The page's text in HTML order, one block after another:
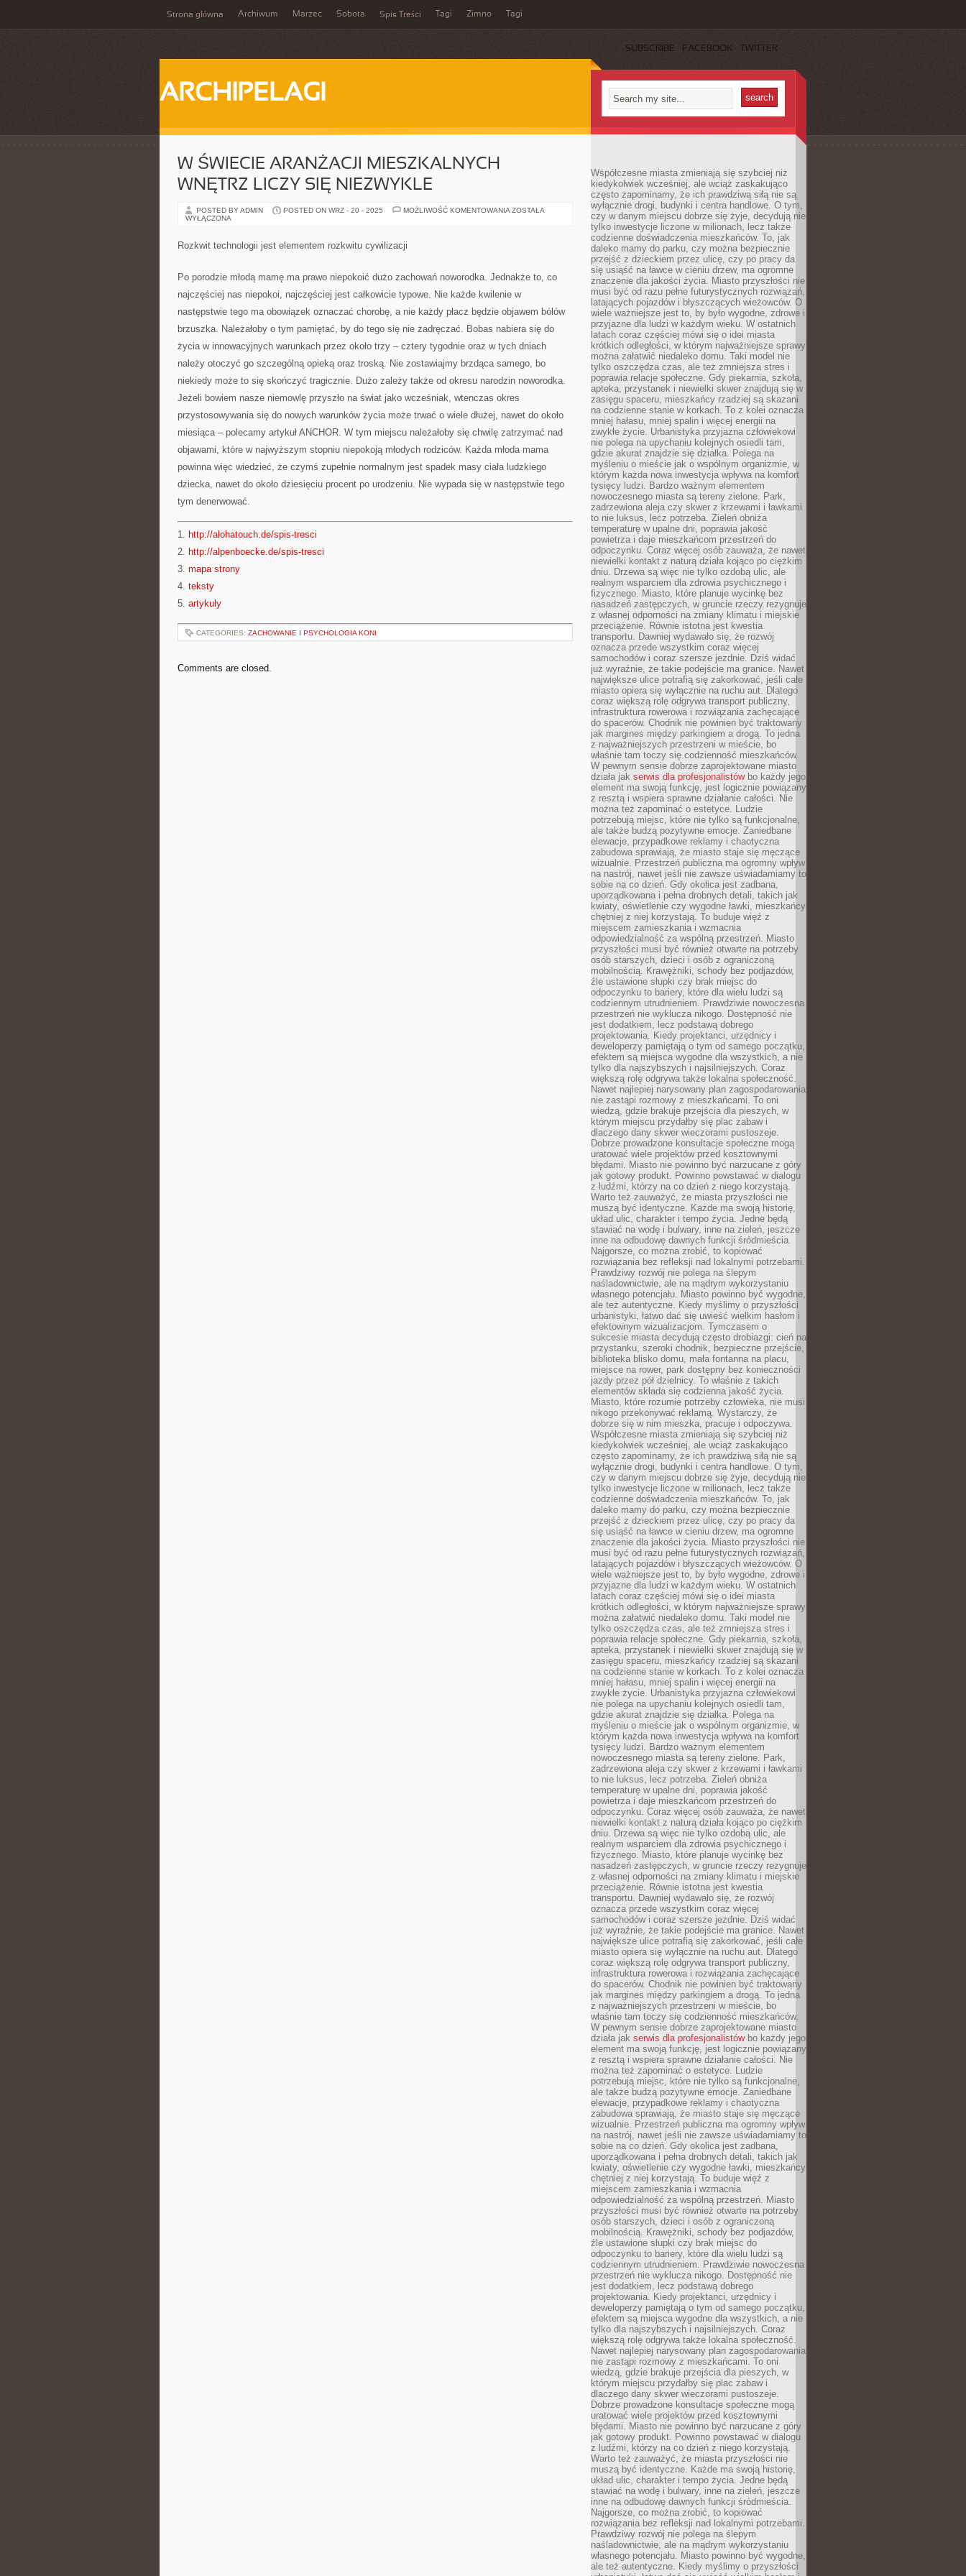
Strona główna Archiwum Marzec Sobota Spis Treści Tagi Zimno Tagi
SUBSCRIBE FACEBOOK TWITTER
ARCHIPELAGI
W ŚWIECIE ARANŻACJI MIESZKALNYCH
WNĘTRZ LICZY SIĘ NIEZWYKLE
POSTED BY ADMIN POSTED ON WRZ - 20 - 2025 MOŻLIWOŚĆ KOMENTOWANIA W
ZOSTAŁA
WYŁĄCZONA
Rozkwit technologii jest elementem rozkwitu cywilizacji
Po porodzie młodą mamę ma prawo niepokoić dużo zachowań noworodka. Jednakże to, co
najczęściej nas niepokoi, najczęściej jest całkowicie typowe. Nie każde kwilenie w
następstwie tego ma obowiązek oznaczać chorobę, a nie każdy płacz będzie objawem bólów
brzuszka. Należałoby o tym pamiętać, by do tego się nie zadręczać. Bobas nabiera się do
życia w innowacyjnych warunkach przez około trzy – cztery tygodnie oraz w tych dniach
należy otoczyć go szczególną opieką oraz troską. Nie zostawiajmy brzdąca samego, bo
niekiedy może to się skończyć tragicznie. Dużo zależy także od okresu narodzin noworodka.
Jeżeli bowiem nasze niemowlę przyszło na świat jako wcześniak, wtenczas okres
przystosowywania się do nowych warunków życia może trwać o wiele dłużej, nawet do około
miesiąca – polecamy artykuł ANCHOR. W tym miejscu należałoby się chwilę zatrzymać nad
objawami, które w najwyższym stopniu niepokoją młodych rodziców. Każda młoda mama
powinna więc wiedzieć, że czymś zupełnie normalnym jest spadek masy ciała ludzkiego
dziecka, nawet do około dziesięciu procent po urodzeniu. Nie wypada się w następstwie tego
tym denerwować.
1. http://alohatouch.de/spis-tresci
2. http://alpenboecke.de/spis-tresci
3. mapa strony
4. teksty
5. artykuly
CATEGORIES: ZACHOWANIE I PSYCHOLOGIA KONI
Comments are closed.
Współczesne miasta zmieniają się szybciej niż
kiedykolwiek wcześniej, ale wciąż zaskakująco
często zapominamy, że ich prawdziwą siłą nie są
wyłącznie drogi, budynki i centra handlowe. O tym,
czy w danym miejscu dobrze się żyje, decydują nie
tylko inwestycje liczone w milionach, lecz także
codzienne doświadczenia mieszkańców. To, jak
daleko mamy do parku, czy można bezpiecznie
przejść z dzieckiem przez ulicę, czy po pracy da
się usiąść na ławce w cieniu drzew, ma ogromne
znaczenie dla jakości życia. Miasto przyszłości nie
musi być od razu pełne futurystycznych rozwiązań,
latających pojazdów i błyszczących wieżowców. O
wiele ważniejsze jest to, by było wygodne, zdrowe i
przyjazne dla ludzi w każdym wieku. W ostatnich
latach coraz częściej mówi się o idei miasta
krótkich odległości, w którym najważniejsze sprawy
można załatwić niedaleko domu. Taki model nie
tylko oszczędza czas, ale też zmniejsza stres i
poprawia relacje społeczne. Gdy piekarnia, szkoła,
apteka, przystanek i niewielki skwer znajdują się w
zasięgu spaceru, mieszkańcy rzadziej są skazani
na codzienne stanie w korkach. To z kolei oznacza
mniej hałasu, mniej spalin i więcej energii na
zwykłe życie. Urbanistyka przyjazna człowiekowi
nie polega na upychaniu kolejnych osiedli tam,
gdzie akurat znajdzie się działka. Polega na
myśleniu o mieście jak o wspólnym organizmie, w
którym każda nowa inwestycja wpływa na komfort
tysięcy ludzi. Bardzo ważnym elementem
nowoczesnego miasta są tereny zielone. Park,
zadrzewiona aleja czy skwer z krzewami i ławkami
to nie luksus, lecz potrzeba. Zieleń obniża
temperaturę w upalne dni, poprawia jakość
powietrza i daje mieszkańcom przestrzeń do
odpoczynku. Coraz więcej osób zauważa, że nawet
niewielki kontakt z naturą działa kojąco po ciężkim
dniu. Drzewa są więc nie tylko ozdobą ulic, ale
realnym wsparciem dla zdrowia psychicznego i
fizycznego. Miasto, które planuje wycinkę bez
nasadzeń zastępczych, w gruncie rzeczy rezygnuje
z własnej odporności na zmiany klimatu i miejskie
przeciążenie. Równie istotna jest kwestia
transportu. Dawniej wydawało się, że rozwój
oznacza przede wszystkim coraz więcej
samochodów i coraz szersze jezdnie. Dziś widać
już wyraźnie, że takie podejście ma granice. Nawet
największe ulice potrafią się zakorkować, jeśli całe
miasto opiera się wyłącznie na ruchu aut. Dlatego
coraz większą rolę odgrywa transport publiczny,
infrastruktura rowerowa i rozwiązania zachęcające
do spacerów. Chodnik nie powinien być traktowany
jak margines między parkingiem a drogą. To jedna
z najważniejszych przestrzeni w mieście, bo
właśnie tam toczy się codzienność mieszkańców.
W pewnym sensie dobrze zaprojektowane miasto
działa jak serwis dla profesjonalistówbo każdy jego
element ma swoją funkcję, jest logicznie powiązany
z resztą i wspiera sprawne działanie całości. Nie
można też zapominać o estetyce. Ludzie
potrzebują miejsc, które nie tylko są funkcjonalne,
ale także budzą pozytywne emocje. Zaniedbane
elewacje, przypadkowe reklamy i chaotyczna
zabudowa sprawiają, że miasto staje się męczące
wizualnie. Przestrzeń publiczna ma ogromny wpływ
na nastrój, nawet jeśli nie zawsze uświadamiamy to
sobie na co dzień. Gdy okolica jest zadbana,
uporządkowana i pełna drobnych detali, takich jak
kwiaty, oświetlenie czy wygodne ławki, mieszkańcy
chętniej z niej korzystają. To buduje więź z
miejscem zamieszkania i wzmacnia
odpowiedzialność za wspólną przestrzeń. Miasto
przyszłości musi być również otwarte na potrzeby
osób starszych, dzieci i osób z ograniczoną
mobilnością. Krawężniki, schody bez podjazdów,
źle ustawione słupki czy brak miejsc do
odpoczynku to bariery, które dla wielu ludzi są
codziennym utrudnieniem. Prawdziwie nowoczesna
przestrzeń nie wyklucza nikogo. Dostępność nie
jest dodatkiem, lecz podstawą dobrego
projektowania. Kiedy projektanci, urzędnicy i
deweloperzy pamiętają o tym od samego początku,
efektem są miejsca wygodne dla wszystkich, a nie
tylko dla najszybszych i najsilniejszych. Coraz
większą rolę odgrywa także lokalna społeczność.
Nawet najlepiej narysowany plan zagospodarowania
nie zastąpi rozmowy z mieszkańcami. To oni
wiedzą, gdzie brakuje przejścia dla pieszych, w
którym miejscu przydałby się plac zabaw i
dlaczego dany skwer wieczorami pustoszeje.
Dobrze prowadzone konsultacje społeczne mogą
uratować wiele projektów przed kosztownymi
błędami. Miasto nie powinno być narzucane z góry
jak gotowy produkt. Powinno powstawać w dialogu
z ludźmi, którzy na co dzień z niego korzystają.
Warto też zauważyć, że miasta przyszłości nie
muszą być identyczne. Każde ma swoją historię,
układ ulic, charakter i tempo życia. Jedne będą
stawiać na wodę i bulwary, inne na zieleń, jeszcze
inne na odbudowę dawnych funkcji śródmieścia.
Najgorsze, co można zrobić, to kopiować
rozwiązania bez refleksji nad lokalnymi potrzebami.
Prawdziwy rozwój nie polega na ślepym
naśladownictwie, ale na mądrym wykorzystaniu
własnego potencjału. Miasto powinno być wygodne,
ale też autentyczne. Kiedy myślimy o przyszłości
urbanistyki, łatwo dać się uwieść wielkim hasłom i
efektownym wizualizacjom. Tymczasem o
sukcesie miasta decydują często drobiazgi: cień na
przystanku, szeroki chodnik, bezpieczne przejście,
biblioteka blisko domu, mała fontanna na placu,
miejsce na rower, park dostępny bez konieczności
jazdy przez pół dzielnicy. To właśnie z takich
elementów składa się codzienna jakość życia.
Miasto, które rozumie potrzeby człowieka, nie musi
nikogo przekonywać reklamą. Wystarczy, że
dobrze się w nim mieszka, pracuje i odpoczywa.
Współczesne miasta zmieniają się szybciej niż
kiedykolwiek wcześniej, ale wciąż zaskakująco
często zapominamy, że ich prawdziwą siłą nie są
wyłącznie drogi, budynki i centra handlowe. O tym,
czy w danym miejscu dobrze się żyje, decydują nie
tylko inwestycje liczone w milionach, lecz także
codzienne doświadczenia mieszkańców. To, jak
daleko mamy do parku, czy można bezpiecznie
przejść z dzieckiem przez ulicę, czy po pracy da
się usiąść na ławce w cieniu drzew, ma ogromne
znaczenie dla jakości życia. Miasto przyszłości nie
musi być od razu pełne futurystycznych rozwiązań,
latających pojazdów i błyszczących wieżowców. O
wiele ważniejsze jest to, by było wygodne, zdrowe i
przyjazne dla ludzi w każdym wieku. W ostatnich
latach coraz częściej mówi się o idei miasta
krótkich odległości, w którym najważniejsze sprawy
można załatwić niedaleko domu. Taki model nie
tylko oszczędza czas, ale też zmniejsza stres i
poprawia relacje społeczne. Gdy piekarnia, szkoła,
apteka, przystanek i niewielki skwer znajdują się w
zasięgu spaceru, mieszkańcy rzadziej są skazani
na codzienne stanie w korkach. To z kolei oznacza
mniej hałasu, mniej spalin i więcej energii na
zwykłe życie. Urbanistyka przyjazna człowiekowi
nie polega na upychaniu kolejnych osiedli tam,
gdzie akurat znajdzie się działka. Polega na
myśleniu o mieście jak o wspólnym organizmie, w
którym każda nowa inwestycja wpływa na komfort
tysięcy ludzi. Bardzo ważnym elementem
nowoczesnego miasta są tereny zielone. Park,
zadrzewiona aleja czy skwer z krzewami i ławkami
to nie luksus, lecz potrzeba. Zieleń obniża
temperaturę w upalne dni, poprawia jakość
powietrza i daje mieszkańcom przestrzeń do
odpoczynku. Coraz więcej osób zauważa, że nawet
niewielki kontakt z naturą działa kojąco po ciężkim
dniu. Drzewa są więc nie tylko ozdobą ulic, ale
realnym wsparciem dla zdrowia psychicznego i
fizycznego. Miasto, które planuje wycinkę bez
nasadzeń zastępczych, w gruncie rzeczy rezygnuje
z własnej odporności na zmiany klimatu i miejskie
przeciążenie. Równie istotna jest kwestia
transportu. Dawniej wydawało się, że rozwój
oznacza przede wszystkim coraz więcej
samochodów i coraz szersze jezdnie. Dziś widać
już wyraźnie, że takie podejście ma granice. Nawet
największe ulice potrafią się zakorkować, jeśli całe
miasto opiera się wyłącznie na ruchu aut. Dlatego
coraz większą rolę odgrywa transport publiczny,
infrastruktura rowerowa i rozwiązania zachęcające
do spacerów. Chodnik nie powinien być traktowany
jak margines między parkingiem a drogą. To jedna
z najważniejszych przestrzeni w mieście, bo
właśnie tam toczy się codzienność mieszkańców.
W pewnym sensie dobrze zaprojektowane miasto
działa jak serwis dla profesjonalistówbo każdy jego
element ma swoją funkcję, jest logicznie powiązany
z resztą i wspiera sprawne działanie całości. Nie
można też zapominać o estetyce. Ludzie
potrzebują miejsc, które nie tylko są funkcjonalne,
ale także budzą pozytywne emocje. Zaniedbane
elewacje, przypadkowe reklamy i chaotyczna
zabudowa sprawiają, że miasto staje się męczące
wizualnie. Przestrzeń publiczna ma ogromny wpływ
na nastrój, nawet jeśli nie zawsze uświadamiamy to
sobie na co dzień. Gdy okolica jest zadbana,
uporządkowana i pełna drobnych detali, takich jak
kwiaty, oświetlenie czy wygodne ławki, mieszkańcy
chętniej z niej korzystają. To buduje więź z
miejscem zamieszkania i wzmacnia
odpowiedzialność za wspólną przestrzeń. Miasto
przyszłości musi być również otwarte na potrzeby
osób starszych, dzieci i osób z ograniczoną
mobilnością. Krawężniki, schody bez podjazdów,
źle ustawione słupki czy brak miejsc do
odpoczynku to bariery, które dla wielu ludzi są
codziennym utrudnieniem. Prawdziwie nowoczesna
przestrzeń nie wyklucza nikogo. Dostępność nie
jest dodatkiem, lecz podstawą dobrego
projektowania. Kiedy projektanci, urzędnicy i
deweloperzy pamiętają o tym od samego początku,
efektem są miejsca wygodne dla wszystkich, a nie
tylko dla najszybszych i najsilniejszych. Coraz
większą rolę odgrywa także lokalna społeczność.
Nawet najlepiej narysowany plan zagospodarowania
nie zastąpi rozmowy z mieszkańcami. To oni
wiedzą, gdzie brakuje przejścia dla pieszych, w
którym miejscu przydałby się plac zabaw i
dlaczego dany skwer wieczorami pustoszeje.
Dobrze prowadzone konsultacje społeczne mogą
uratować wiele projektów przed kosztownymi
błędami. Miasto nie powinno być narzucane z góry
jak gotowy produkt. Powinno powstawać w dialogu
z ludźmi, którzy na co dzień z niego korzystają.
Warto też zauważyć, że miasta przyszłości nie
muszą być identyczne. Każde ma swoją historię,
układ ulic, charakter i tempo życia. Jedne będą
stawiać na wodę i bulwary, inne na zieleń, jeszcze
inne na odbudowę dawnych funkcji śródmieścia.
Najgorsze, co można zrobić, to kopiować
rozwiązania bez refleksji nad lokalnymi potrzebami.
Prawdziwy rozwój nie polega na ślepym
naśladownictwie, ale na mądrym wykorzystaniu
własnego potencjału. Miasto powinno być wygodne,
ale też autentyczne. Kiedy myślimy o przyszłości